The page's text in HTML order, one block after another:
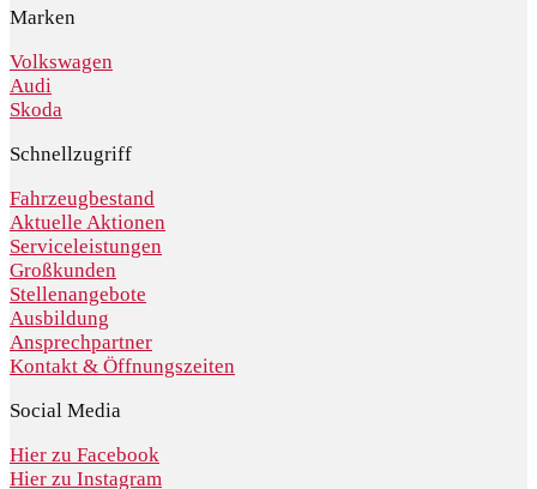
Marken
Volkswagen
Audi
Skoda
Schnellzugriff
Fahrzeugbestand
Aktuelle Aktionen
Serviceleistungen
Großkunden
Stellenangebote
Ausbildung
Ansprechpartner
Kontakt & Öffnungszeiten
Social Media
Hier zu Facebook
Hier zu Instagram